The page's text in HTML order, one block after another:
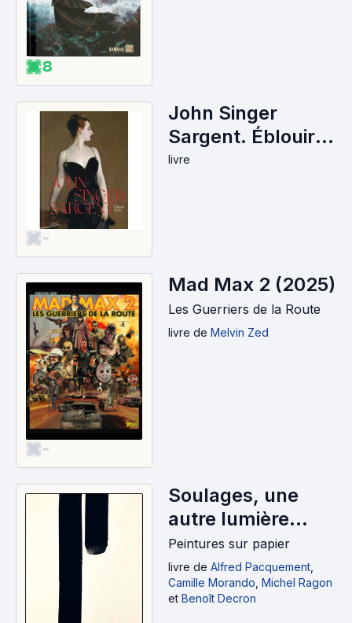
8
-
John Singer
Sargent. Éblouir
Paris (2025)
livre
-
Mad Max 2 (2025)
Les Guerriers de la Route
livre de Melvin Zed
Soulages, une
autre lumière
(2025)
Peintures sur papier
livre de Alfred Pacquement
Camille Morando Michel Ragon
et Benoît Decron